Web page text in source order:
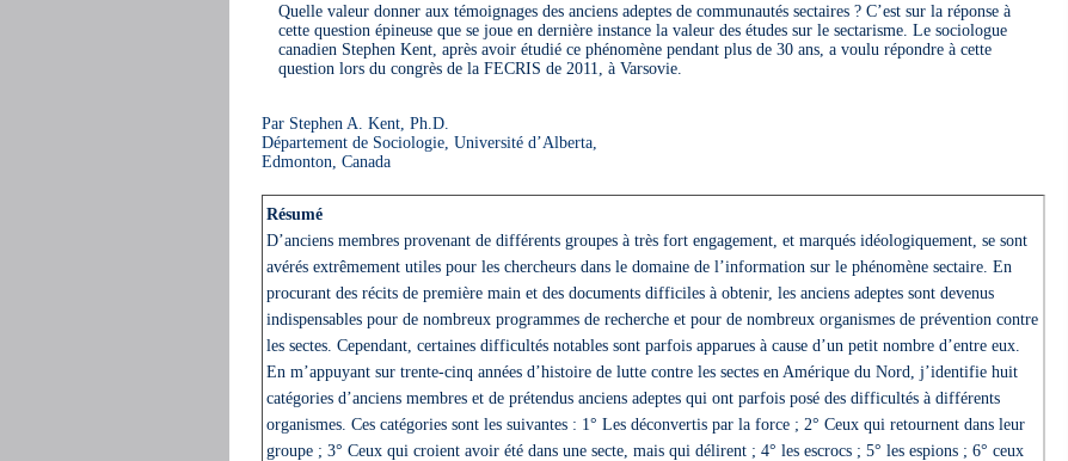
Quelle valeur donner aux témoignages des anciens adeptes de communautés sectaires ? C’est sur la réponse à
cette question épineuse que se joue en dernière instance la valeur des études sur le sectarisme. Le sociologue
canadien Stephen Kent, après avoir étudié ce phénomène pendant plus de 30 ans, a voulu répondre à cette
question lors du congrès de la FECRIS de 2011, à Varsovie.
Par Stephen A. Kent, Ph.D.
Département de Sociologie, Université d’Alberta,
Edmonton, Canada
Résumé
D’anciens membres provenant de différents groupes à très fort engagement, et marqués idéologiquement, se sont
avérés extrêmement utiles pour les chercheurs dans le domaine de l’information sur le phénomène sectaire. En
procurant des récits de première main et des documents difficiles à obtenir, les anciens adeptes sont devenus
indispensables pour de nombreux programmes de recherche et pour de nombreux organismes de prévention contre
les sectes. Cependant, certaines difficultés notables sont parfois apparues à cause d’un petit nombre d’entre eux.
En m’appuyant sur trente-cinq années d’histoire de lutte contre les sectes en Amérique du Nord, j’identifie huit
catégories d’anciens membres et de prétendus anciens adeptes qui ont parfois posé des difficultés à différents
organismes. Ces catégories sont les suivantes : 1° Les déconvertis par la force ; 2° Ceux qui retournent dans leur
groupe ; 3° Ceux qui croient avoir été dans une secte, mais qui délirent ; 4° les escrocs ; 5° les espions ; 6° ceux